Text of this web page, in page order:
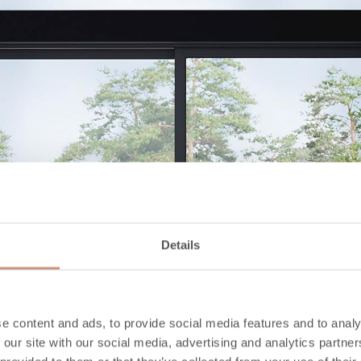
Details
content and ads, to provide social media features and to
site with our social media, advertising and analytics